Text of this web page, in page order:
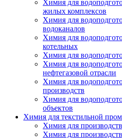
Химия для
жилых комплексов
Химия для
водоканалов
Химия для
котельных
Химия для
Химия для
нефтегазовой отрасли
Химия для
производств
Химия для
объектов
Химия для текстильной
Химия для
Химия для